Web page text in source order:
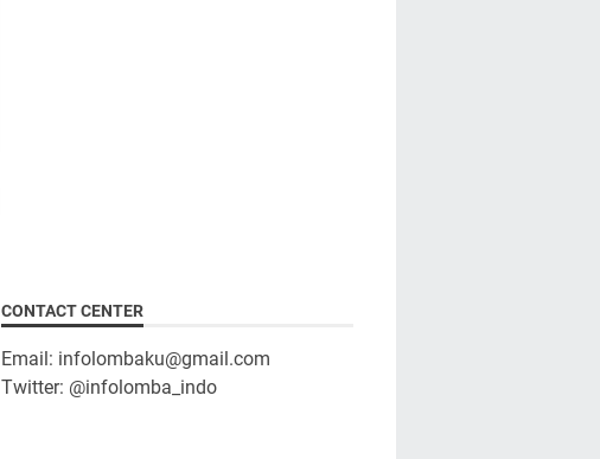
CONTACT CENTER
Email: infolombaku@gmail.com
Twitter: @infolomba_indo